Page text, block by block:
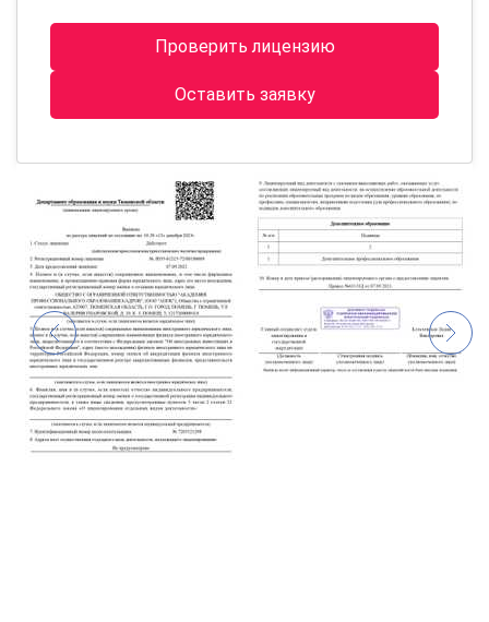
Проверить лицензию
Оставить заявку